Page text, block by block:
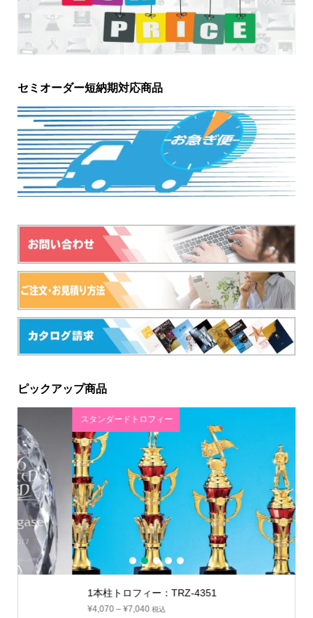
セミオーダー短納期対応商品
ピックアップ商品
1本柱トロフィー：TRZ-4351
7,040 税込
スタンダードトロフィー
1 2 3 4 5